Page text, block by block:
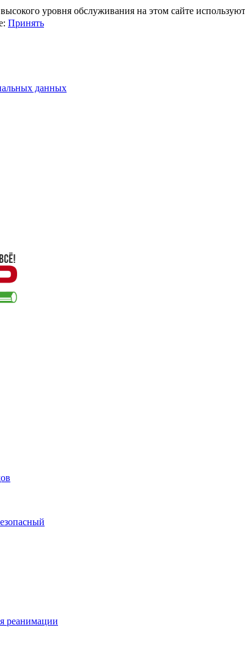
уровня обслуживания на этом сайте
Принять
данных
реанимации